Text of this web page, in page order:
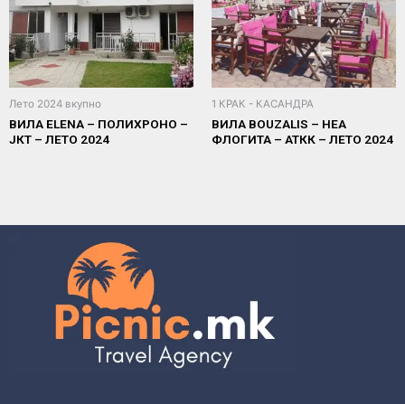
Лето 2024 вкупно
ВИЛА ELENA – ПОЛИХРОНО –
ЈКТ – ЛЕТО 2024
1 КРАК - КАСАНДРА
ВИЛА BOUZALIS – НЕА
ФЛОГИТА – АТКК – ЛЕТО 2024